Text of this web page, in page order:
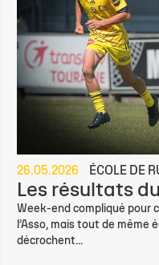
26.05.2026 ÉCOLE DE
Les résultats
Week-end compliqué pour
l’Asso, mais tout de même
décrochent...